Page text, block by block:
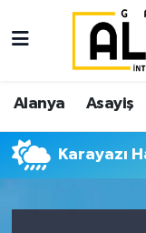
Alanya Asayiş
Karayazı
Alanya
Asayiş
Bölge
Siyaset
İstanbul
İstanbul
İstanbul
Süper Lig